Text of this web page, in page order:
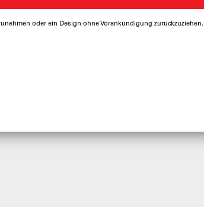
oder ein Design ohne Vorankündigung zurückzuziehen.